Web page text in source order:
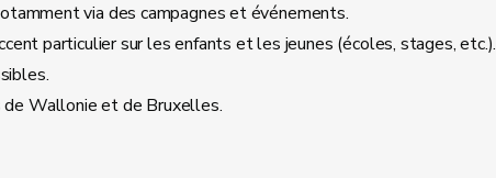
via des campagnes et événements.
particulier sur les enfants et les jeunes (écoles, stages, etc.).
de Wallonie et de Bruxelles.